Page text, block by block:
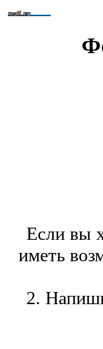
Если вы
иметь
2.